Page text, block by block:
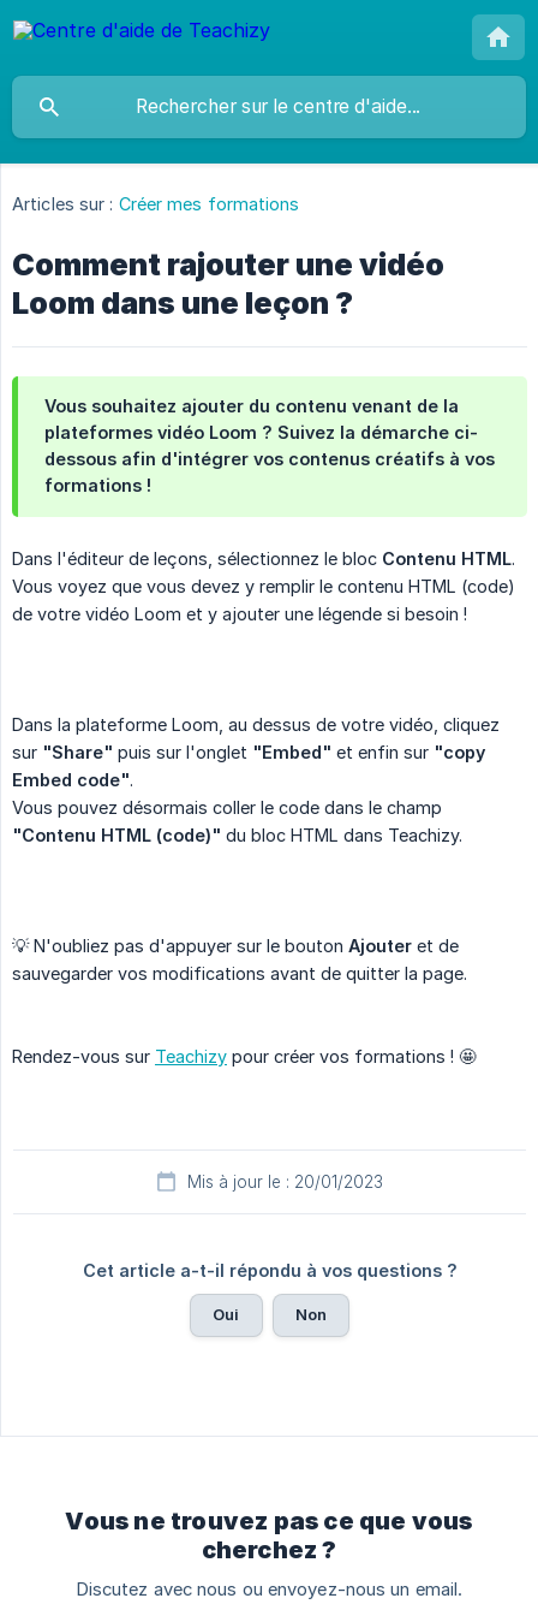
Articles sur : Créer mes formations
Comment rajouter une vidéo
Loom dans une leçon ?
Vous souhaitez ajouter du contenu venant de la
plateformes vidéo Loom ? Suivez la démarche ci-
dessous afin d'intégrer vos contenus créatifs à vos
formations !
Dans l'éditeur de leçons, sélectionnez le bloc Contenu HTML.
Vous voyez que vous devez y remplir le contenu HTML (code)
de votre vidéo Loom et y ajouter une légende si besoin !
Dans la plateforme Loom, au dessus de votre vidéo, cliquez
sur "Share" puis sur l'onglet "Embed" et enfin sur "copy
Embed code".
Vous pouvez désormais coller le code dans le champ
"Contenu HTML (code)" du bloc HTML dans Teachizy.
💡 N'oubliez pas d'appuyer sur le bouton Ajouter et de
sauvegarder vos modifications avant de quitter la page.
Rendez-vous sur Teachizy pour créer vos formations ! 🤩
Mis à jour le : 20/01/2023
Cet article a-t-il répondu à vos questions ?
Oui Non
Vous ne trouvez pas ce que vous
cherchez ?
Discutez avec nous ou envoyez-nous un email.